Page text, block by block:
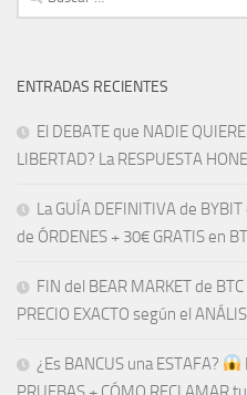
ENTRADAS RECIENTES
El DEBATE que NADIE
LIBERTAD? La RESPUESTA
La GUÍA DEFINITIVA de BYBIT
de ÓRDENES + 30€ GRATIS en
FIN del BEAR MARKET de BTC
PRECIO EXACTO según el
¿Es BANCUS una ESTAFA?